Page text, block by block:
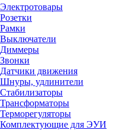
Электротовары
Розетки
Рамки
Выключатели
Диммеры
Звонки
Датчики движения
Шнуры, удлинители
Стабилизаторы
Трансформаторы
Терморегуляторы
Комплектующие для ЭУИ